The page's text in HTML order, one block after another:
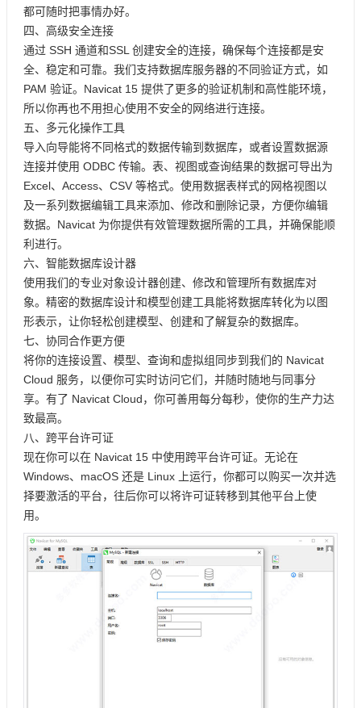
都可随时把事情办好。
四、高级安全连接
通过 SSH 通道和SSL 创建安全的连接，确保每个连接都是安
全、稳定和可靠。我们支持数据库服务器的不同验证方式，如
PAM 验证。Navicat 15 提供了更多的验证机制和高性能环境，
所以你再也不用担心使用不安全的网络进行连接。
五、多元化操作工具
导入向导能将不同格式的数据传输到数据库，或者设置数据源
连接并使用 ODBC 传输。表、视图或查询结果的数据可导出为
Excel、Access、CSV 等格式。使用数据表样式的网格视图以
及一系列数据编辑工具来添加、修改和删除记录，方便你编辑
数据。Navicat 为你提供有效管理数据所需的工具，并确保能顺
利进行。
六、智能数据库设计器
使用我们的专业对象设计器创建、修改和管理所有数据库对
象。精密的数据库设计和模型创建工具能将数据库转化为以图
形表示，让你轻松创建模型、创建和了解复杂的数据库。
七、协同合作更方便
将你的连接设置、模型、查询和虚拟组同步到我们的 Navicat
Cloud 服务，以便你可实时访问它们，并随时随地与同事分
享。有了 Navicat Cloud，你可善用每分每秒，使你的生产力达
致最高。
八、跨平台许可证
现在你可以在 Navicat 15 中使用跨平台许可证。无论在
Windows、macOS 还是 Linux 上运行，你都可以购买一次并选
择要激活的平台，往后你可以将许可证转移到其他平台上使
用。